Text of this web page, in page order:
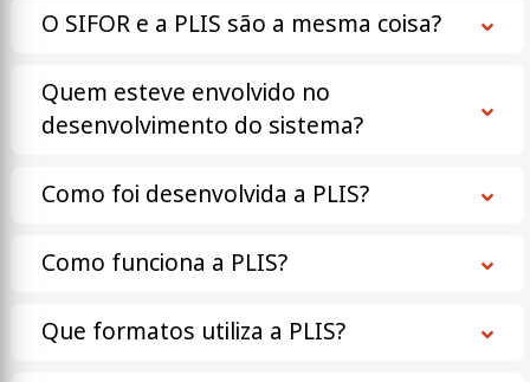
O SIFOR e a PLIS são a mesma coisa?
Quem esteve envolvido no
desenvolvimento do sistema?
Como foi desenvolvida a PLIS?
Como funciona a PLIS?
Que formatos utiliza a PLIS?